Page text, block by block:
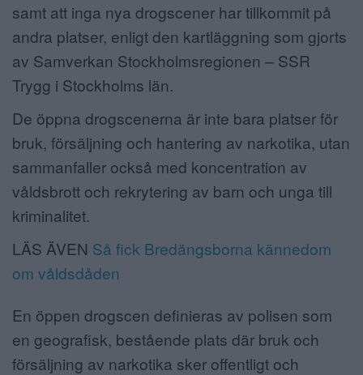
samt att inga nya drogscener har tillkommit på
andra platser, enligt den kartläggning som gjorts
av Samverkan Stockholmsregionen – SSR
Trygg i Stockholms län.
De öppna drogscenerna är inte bara platser för
bruk, försäljning och hantering av narkotika, utan
sammanfaller också med koncentration av
våldsbrott och rekrytering av barn och unga till
kriminalitet.
LÄS ÄVEN Så fick Bredängsborna kännedom
om våldsdåden
En öppen drogscen definieras av polisen som
en geografisk, bestående plats där bruk och
försäljning av narkotika sker offentligt och